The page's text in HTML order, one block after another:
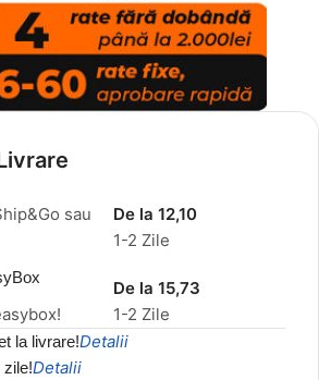
sau
1-2 Zile
De la 12,10
1-2 Zile
De la 15,73
la livrare!Detalii
zile!Detalii